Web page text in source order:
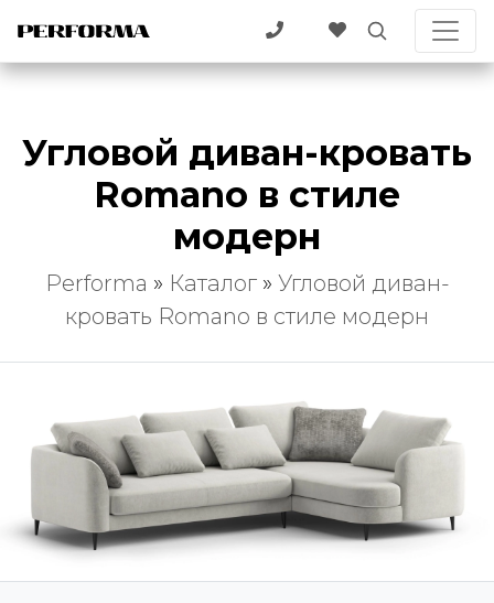
Угловой диван-кровать
Romano в стиле
модерн
Performa » Каталог » Угловой диван-
кровать Romano в стиле модерн